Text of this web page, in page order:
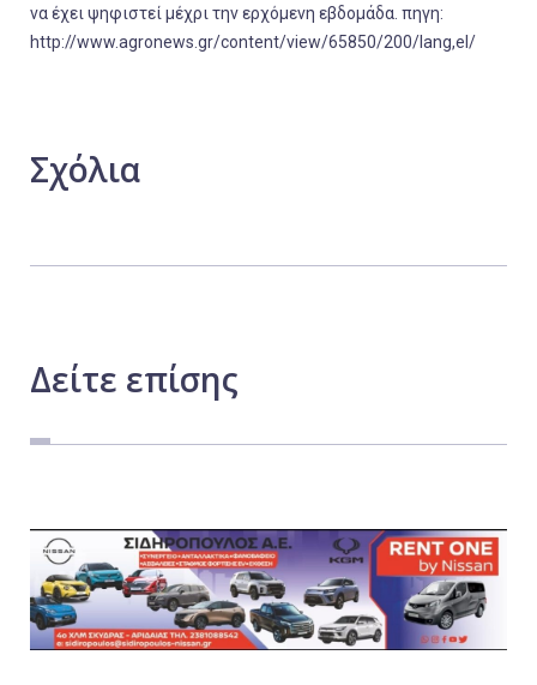
να έχει ψηφιστεί μέχρι την ερχόμενη εβδομάδα. πηγη:
http://www.agronews.gr/content/view/65850/200/lang,el/
Σχόλια
Δείτε επίσης